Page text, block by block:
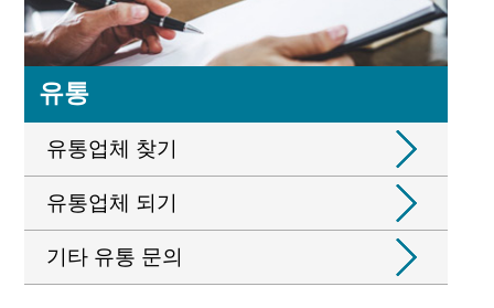
유통
유통업체 찾기
유통업체 되기
기타 유통 문의